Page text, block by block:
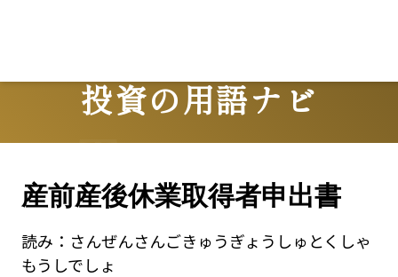
投資の用語ナビ
Terms
産前産後休業取得者申出書
読み： さんぜんさんごきゅうぎょうしゅとくしゃ
もうしでしょ